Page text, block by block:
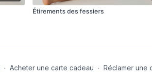
Étirements des fessiers
∙ Acheter une carte cadeau ∙ Réclamer une